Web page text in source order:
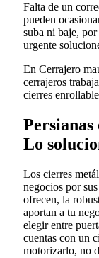
Falta de un
pueden
suba ni baje,
urgente
En Cerrajero
cerrajeros
cierres
Lo
Los cierres
negocios por
ofrecen, la
aportan a tu
elegir entre
cuentas con un
motorizarlo, no